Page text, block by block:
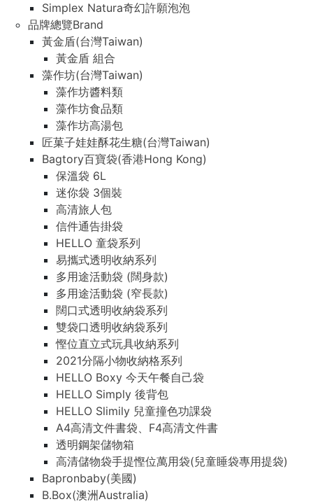
Simplex Natura奇幻許願泡泡
品牌總覽Brand
黃金盾(台灣Taiwan)
黃金盾 組合
藻作坊(台灣Taiwan)
藻作坊醬料類
藻作坊食品類
藻作坊高湯包
匠菓子娃娃酥花生糖(台灣Taiwan)
Bagtory百寶袋(香港Hong Kong)
保溫袋 6L
迷你袋 3個裝
高清旅人包
信件通告掛袋
HELLO 童袋系列
易攜式透明收納系列
多用途活動袋 (闊身款)
多用途活動袋 (窄長款)
闊口式透明收納袋系列
雙袋口透明收納袋系列
慳位直立式玩具收納系列
2021分隔小物收納格系列
HELLO Boxy 今天午餐自己袋
HELLO Simply 後背包
HELLO Slimily 兒童撞色功課袋
A4高清文件書袋、F4高清文件書
透明鋼架儲物箱
高清儲物袋手提慳位萬用袋(兒童睡袋專用提袋)
Bapronbaby(美國)
B.Box(澳洲Australia)